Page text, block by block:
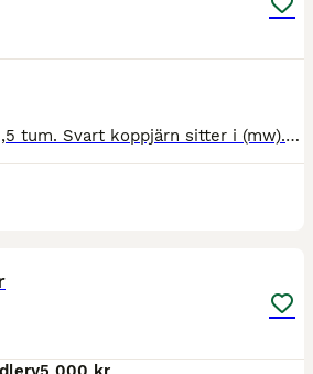
Knights robin hood 15,5 tum. Svart koppjärn sitter i (mw). Sliten i sitsen, men hela stroppar. Säljes då ponnyn ej finns kvar. Skickas ej. Finns i Löderup. Stigbyglarna kan fås med, stigläder ingår ej